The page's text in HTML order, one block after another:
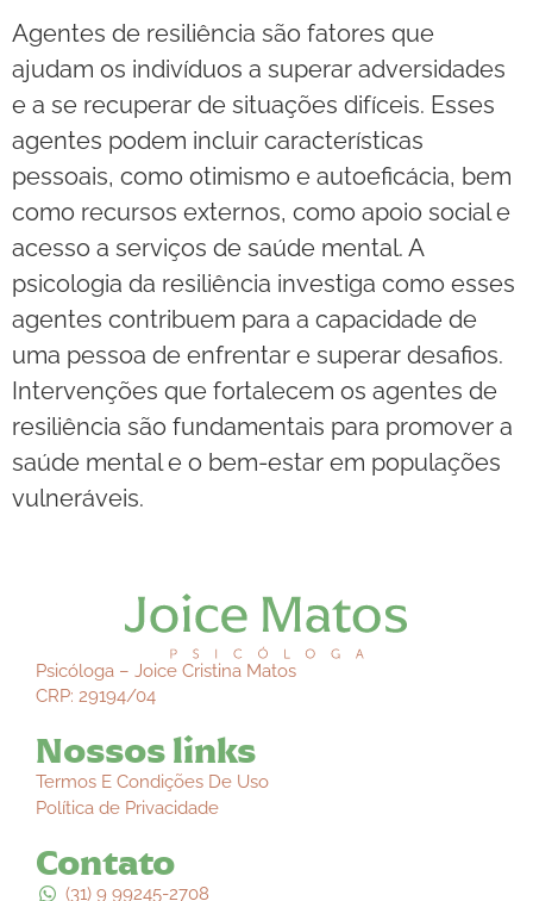
Agentes de resiliência são fatores que
ajudam os indivíduos a superar adversidades
e a se recuperar de situações difíceis. Esses
agentes podem incluir características
pessoais, como otimismo e autoeficácia, bem
como recursos externos, como apoio social e
acesso a serviços de saúde mental. A
psicologia da resiliência investiga como esses
agentes contribuem para a capacidade de
uma pessoa de enfrentar e superar desafios.
Intervenções que fortalecem os agentes de
resiliência são fundamentais para promover a
saúde mental e o bem-estar em populações
vulneráveis.
Psicóloga – Joice Cristina Matos
CRP: 29194/04
Nossos links
Termos E Condições De Uso
Política de Privacidade
Contato
(31) 9 99245-2708